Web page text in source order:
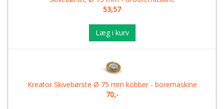
53,57
Læg i kurv
Kreator Skivebørste Ø 75 mm kobber - boremaskine
70,-